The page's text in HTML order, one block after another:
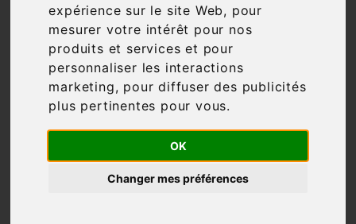
expérience sur le site Web, pour
mesurer votre intérêt pour nos
produits et services et pour
personnaliser les interactions
marketing, pour diffuser des publicités
plus pertinentes pour vous.
OK
Changer mes préférences